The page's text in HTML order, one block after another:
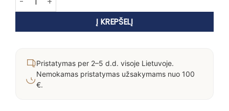
Į KREPŠELĮ
Pristatymas per 2–5 d.d. visoje Lietuvoje.
Nemokamas pristatymas užsakymams nuo 100
€.